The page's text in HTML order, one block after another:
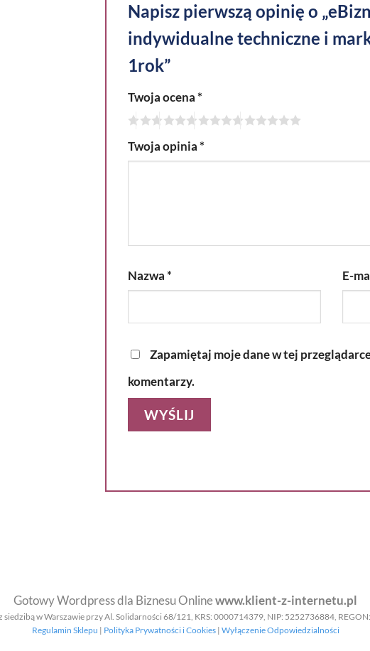
Napisz pierwszą opinię o
indywidualne techniczne i
1rok”
Twoja ocena*
Twoja opinia*
Nazwa* E-
Zapamiętaj moje dane w tej
komentarzy.
Gotowy Wordpress dla Biznesu Onlinewww.klient-z-internetu.pl
w Warszawie przy Al. Solidarności 68/121, KRS: 0000714379, NIP: 5252736884,
Regulamin Sklepu | Polityka Prywatności i Cookies| Wyłączenie Odpowiedzialności